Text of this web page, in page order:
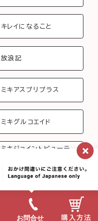
キレイになること
放浪記
ミキアスプリプラス
ミキグルコエイド
ミキジョイントビューテ
ミキフローライフ トリニ
ティ
みらいげんき
×
お問合せ 購入方法